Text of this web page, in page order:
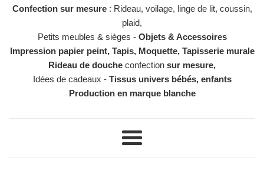
Confection sur mesure: Rideau, voilage, linge de lit, coussin,
plaid,
Petits meubles & sièges - Objets & Accessoires
Impression papier peint, Tapis, Moquette, Tapisserie murale
Rideau de douche confection sur mesure,
Idées de cadeaux - Tissus univers bébés, enfants
Production en marque blanche
Menu